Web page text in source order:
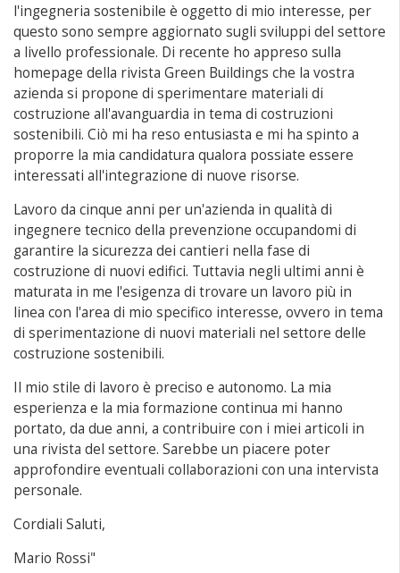
l'ingegneria sostenibile è oggetto di mio interesse, per
questo sono sempre aggiornato sugli sviluppi del settore
a livello professionale. Di recente ho appreso sulla
homepage della rivista Green Buildings che la vostra
azienda si propone di sperimentare materiali di
costruzione all'avanguardia in tema di costruzioni
sostenibili. Ciò mi ha reso entusiasta e mi ha spinto a
proporre la mia candidatura qualora possiate essere
interessati all'integrazione di nuove risorse.
Lavoro da cinque anni per un'azienda in qualità di
ingegnere tecnico della prevenzione occupandomi di
garantire la sicurezza dei cantieri nella fase di
costruzione di nuovi edifici. Tuttavia negli ultimi anni è
maturata in me l'esigenza di trovare un lavoro più in
linea con l'area di mio specifico interesse, ovvero in tema
di sperimentazione di nuovi materiali nel settore delle
costruzione sostenibili.
Il mio stile di lavoro è preciso e autonomo. La mia
esperienza e la mia formazione continua mi hanno
portato, da due anni, a contribuire con i miei articoli in
una rivista del settore. Sarebbe un piacere poter
approfondire eventuali collaborazioni con una intervista
personale.
Cordiali Saluti,
Mario Rossi"